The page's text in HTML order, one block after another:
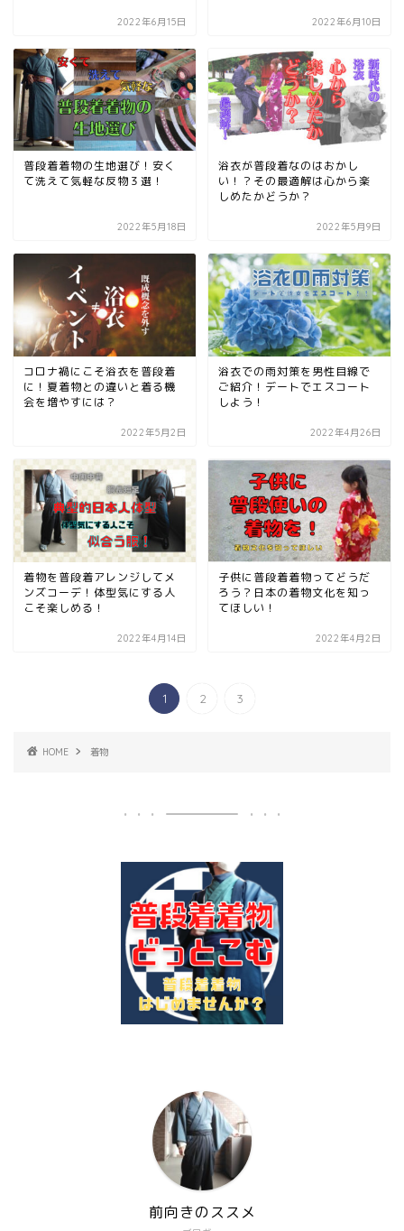
2022年6月15日 2022年6月10日
普段着着物の生地選び！安く
て洗えて気軽な反物３選！
2022年5月18日
浴衣が普段着なのはおかし
い！？その最適解は心から楽
しめたかどうか？
2022年5月9日
コロナ禍にこそ浴衣を普段着
に！夏着物との違いと着る機
会を増やすには？
2022年5月2日
浴衣での雨対策を男性目線で
ご紹介！デートでエスコート
しよう！
2022年4月26日
着物を普段着アレンジしてメ
ンズコーデ！体型気にする人
こそ楽しめる！
2022年4月14日
子供に普段着着物ってどうだ
ろう？日本の着物文化を知っ
てほしい！
2022年4月2日
1 2 3
HOME 着物
前向きのススメ